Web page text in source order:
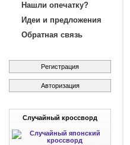
Нашли опечатку?
Идеи и предложения
Обратная связь
Регистрация
Авторизация
Случайный кроссворд